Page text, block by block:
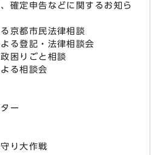
確定申告などに関するお知ら
京都市民法律相談
る登記・法律相談会
困りごと相談
る相談会
ー
り大作戦